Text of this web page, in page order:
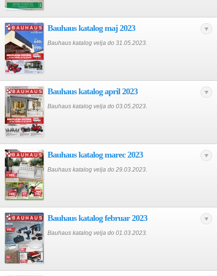
Bauhaus katalog maj 2023
Bauhaus katalog velja do 31.05.2023.
Bauhaus katalog april 2023
Bauhaus katalog velja do 03.05.2023.
Bauhaus katalog marec 2023
Bauhaus katalog velja do 29.03.2023.
Bauhaus katalog februar 2023
Bauhaus katalog velja do 01.03.2023.